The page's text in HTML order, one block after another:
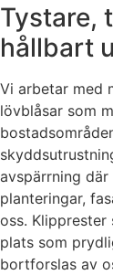
Tystare,
hållbart
Vi arbetar med
lövblåsar som
avspärrning
planteringar,
oss. Klipprester
plats som
bortforslas av